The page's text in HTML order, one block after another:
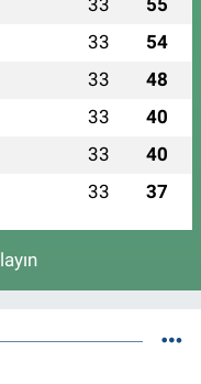
33 54
33 48
33 40
33 40
33 37